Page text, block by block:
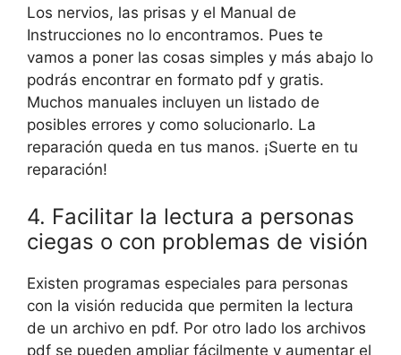
Los nervios, las prisas y el Manual de
Instrucciones no lo encontramos. Pues te
vamos a poner las cosas simples y más abajo lo
podrás encontrar en formato pdf y gratis.
Muchos manuales incluyen un listado de
posibles errores y como solucionarlo. La
reparación queda en tus manos. ¡Suerte en tu
reparación!
4. Facilitar la lectura a personas
ciegas o con problemas de visión
Existen programas especiales para personas
con la visión reducida que permiten la lectura
de un archivo en pdf. Por otro lado los archivos
pdf se pueden ampliar fácilmente y aumentar el